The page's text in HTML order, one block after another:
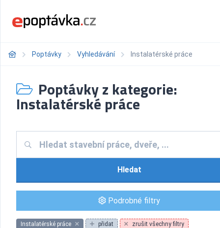
Poptávky Vyhledávání Instalatérské práce
Poptávky z kategorie:
Instalatérské práce
Hledat
Podrobné filtry
Instalatérské práce přidat zrušit všechny filtry